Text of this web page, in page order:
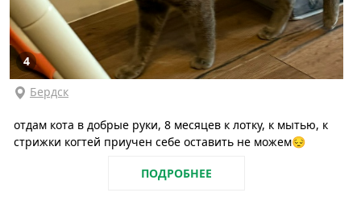
4
Бердск
отдам кота в добрые руки, 8 месяцев к лотку, к мытью, к
стрижки когтей приучен себе оставить не можем😔
ПОДРОБНЕЕ